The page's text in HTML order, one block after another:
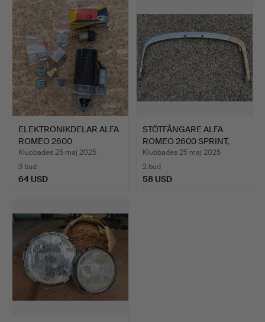
ELEKTRONIKDELAR ALFA
ROMEO 2600
SPRINT/SPI…
Klubbades 25 maj 2025
3 bud
64 USD
STÖTFÅNGARE ALFA
ROMEO 2600 SPRINT,
A.F.R.…
Klubbades 25 maj 2025
2 bud
58 USD